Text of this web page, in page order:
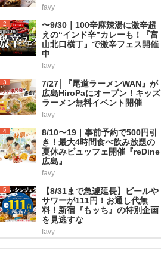
favy
2
〜9/30｜100辛麻辣湯に激辛超
えの“インド辛”カレーも！『富
山北口横丁』で激辛フェス開催
中
favy
3
7/27│『尾道ラーメンWAN』が
広島HiroPaにオープン！キッズ
ラーメン無料イベント開催
favy
4
8/10〜19｜事前予約で500円引
き！最大4時間食べ飲み放題の
夏休みビュッフェ開催『reDine
広島』
favy
5
【8/31まで急遽延長】ビールや
サワーが111円！お通し代無
料！新宿『もッち』の特別企画
を見逃すな
favy